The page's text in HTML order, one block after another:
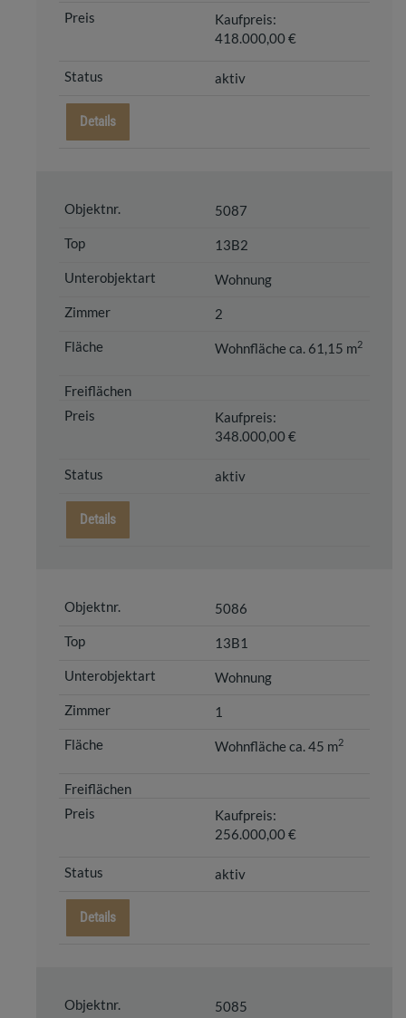
Kaufpreis:
418.000,00 €
aktiv
Details
5087
13B2
Wohnung
2
Wohnfläche ca. 61,15 m2
Kaufpreis:
348.000,00 €
aktiv
Details
5086
13B1
Wohnung
1
Wohnfläche ca. 45 m2
Kaufpreis:
256.000,00 €
aktiv
Details
5085